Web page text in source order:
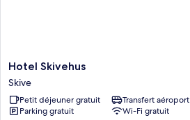
Hotel
Skivehus
Skive
Hotel Skivehus
Skive
Petit déjeuner gratuit
Transfert aéroport
Parking gratuit
Wi-Fi gratuit